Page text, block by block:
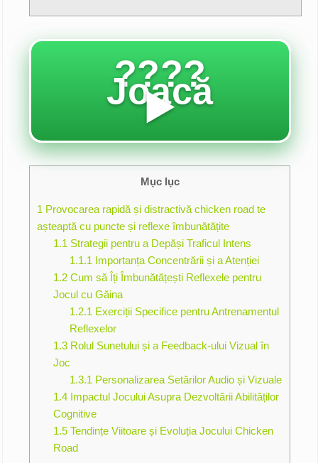
????
Joacă
▶️
Mục lục
1 Provocarea rapidă și distractivă chicken road te
așteaptă cu puncte și reflexe îmbunătățite
1.1 Strategii pentru a Depăși Traficul Intens
1.1.1 Importanța Concentrării și a Atenției
1.2 Cum să Îți Îmbunătățești Reflexele pentru
Jocul cu Găina
1.2.1 Exerciții Specifice pentru Antrenamentul
Reflexelor
1.3 Rolul Sunetului și a Feedback-ului Vizual în
Joc
1.3.1 Personalizarea Setărilor Audio și Vizuale
1.4 Impactul Jocului Asupra Dezvoltării Abilităților
Cognitive
1.5 Tendințe Viitoare și Evoluția Jocului Chicken
Road